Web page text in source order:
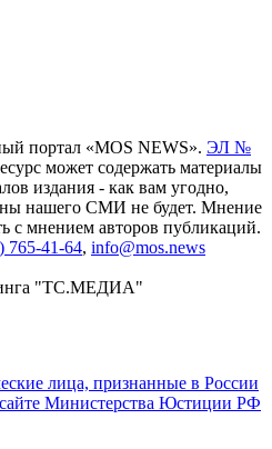
портал «MOS NEWS». ЭЛ №
может содержать материалы
издания - как вам угодно,
нашего СМИ не будет. Мнение
с мнением авторов публикаций.
765-41-64, info@mos.news
"ТС.МЕДИА"
лица, признанные в России
Министерства Юстиции РФ